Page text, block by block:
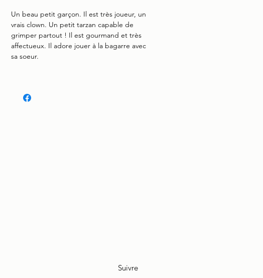
Un beau petit garçon. Il est très joueur, un
vrais clown. Un petit tarzan capable de
grimper partout ! Il est gourmand et très
affectueux. Il adore jouer à la bagarre avec
sa soeur.
Suivre